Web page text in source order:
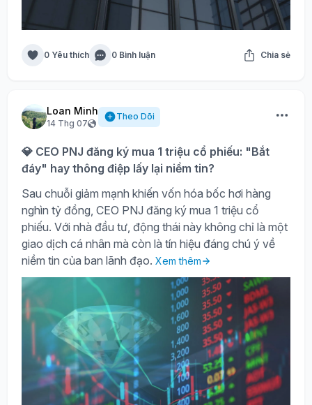
0 Yêu thích 0 Bình luận Chia sẻ
Loan Minh
14 Thg 07
Theo Dõi
💎 CEO PNJ đăng ký mua 1 triệu cổ phiếu: "Bắt
đáy" hay thông điệp lấy lại niềm tin?
Sau chuỗi giảm mạnh khiến vốn hóa bốc hơi hàng
nghìn tỷ đồng, CEO PNJ đăng ký mua 1 triệu cổ
phiếu. Với nhà đầu tư, động thái này không chỉ là một
giao dịch cá nhân mà còn là tín hiệu đáng chú ý về
niềm tin của ban lãnh đạo. Xem thêm